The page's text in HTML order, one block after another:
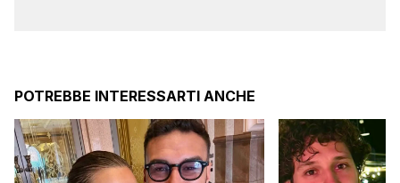
POTREBBE INTERESSARTI ANCHE